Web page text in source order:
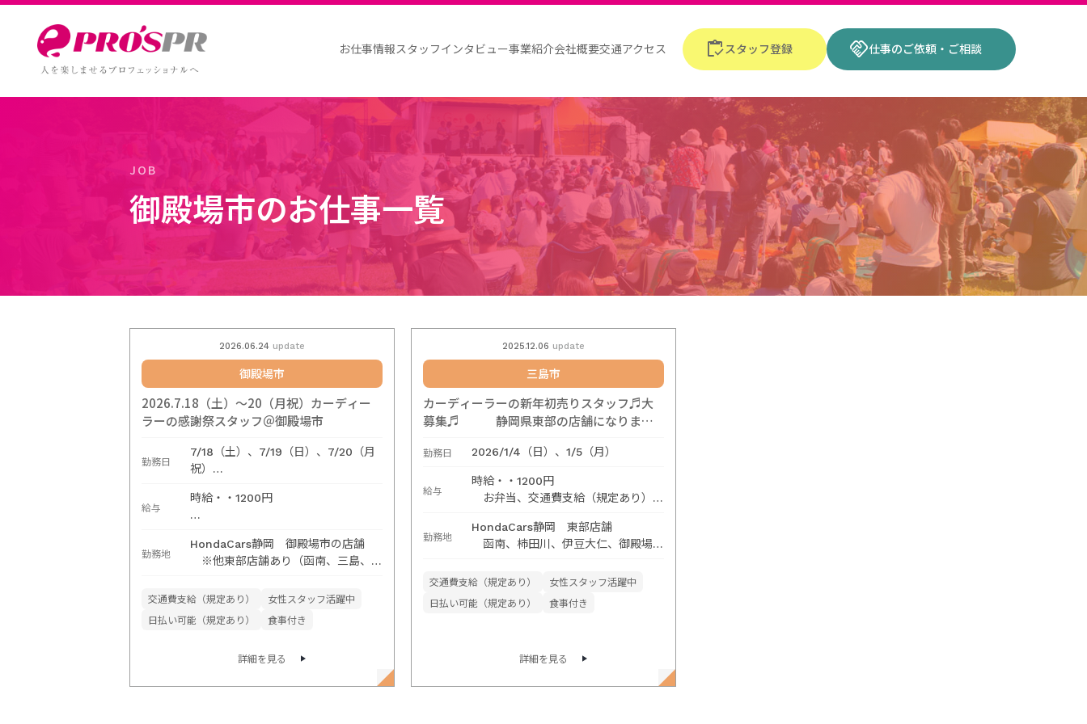
お仕事情報スタッフインタビュー事業紹介会社概要交通アクセス inventoryスタッフ登録 handshake仕事のご依頼・ご相談
御殿場市のお仕事一覧
2026.06.24 update
御殿場市
2026.7.18（土）～20（月祝）カーディー
ラーの感謝祭スタッフ＠御殿場市
勤務日
7/18（土）、7/19（日）、7/20（月
祝）
給与
時給・・1200円
の運営スタッフになります。
焼きそばやかき氷、フランクフルトな
店舗によりスーパーボールすくいなど
もあったりすます。
勤務地
HondaCars静岡 御殿場市の店舗
※他東部店舗あり（函南、三島、裾
交通費支給（規定あり）
女性スタッフ活躍中
日払い可能（規定あり）
食事付き
詳細を見る
2025.12.06 update
三島市
カーディーラーの新年初売りスタッフ♬大
募集♬ 静岡県東部の店舗になりま
勤務日 2026/1/4（日）、1/5（月）
給与
時給・・1200円
お弁当、交通費支給（規定あり）
仕事内容は、カーディーラー感謝祭で
の運営スタッフになります。
るまいなど。
※車の説明などは一切ありません。
勤務地
HondaCars静岡 東部店舗
函南、柿田川、伊豆大仁、御殿場、
交通費支給（規定あり）
女性スタッフ活躍中
日払い可能（規定あり）
食事付き
詳細を見る